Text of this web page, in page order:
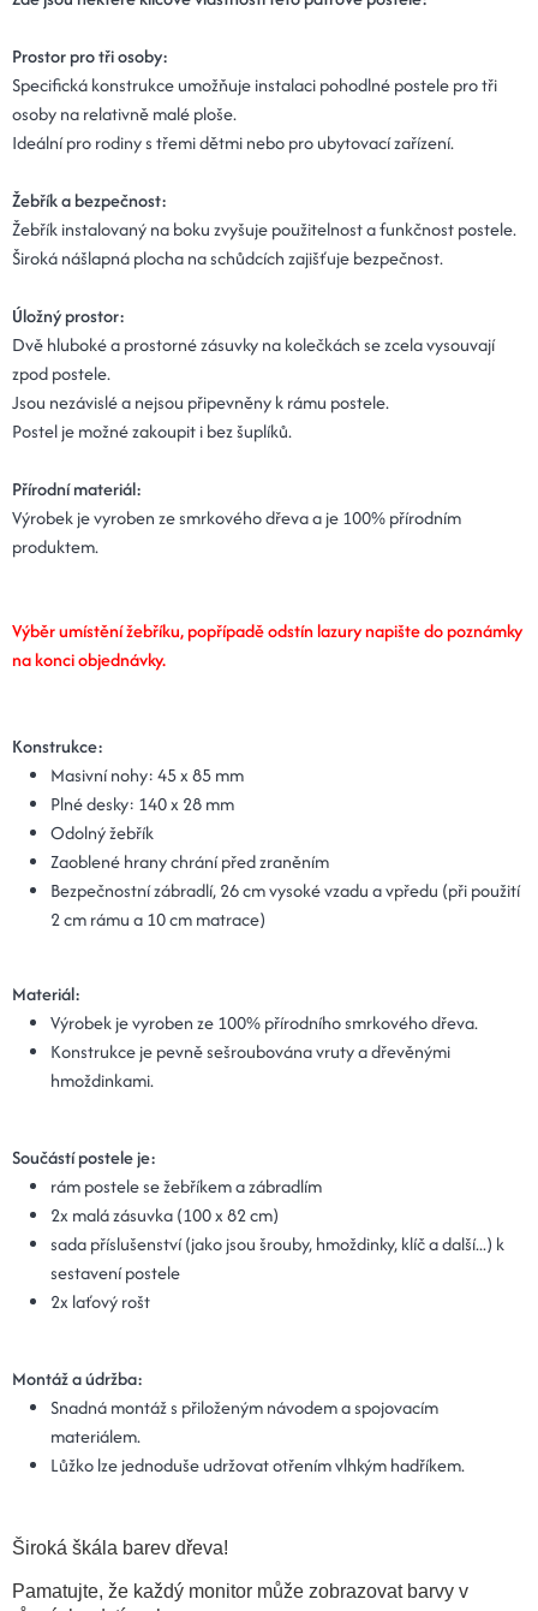
Prostor pro tři osoby:
Specifická konstrukce umožňuje instalaci pohodlné postele pro tři
osoby na relativně malé ploše.
Ideální pro rodiny s třemi dětmi nebo pro ubytovací zařízení.
Žebřík a bezpečnost:
Žebřík instalovaný na boku zvyšuje použitelnost a funkčnost postele.
Široká nášlapná plocha na schůdcích zajišťuje bezpečnost.
Úložný prostor:
Dvě hluboké a prostorné zásuvky na kolečkách se zcela vysouvají
zpod postele.
Jsou nezávislé a nejsou připevněny k rámu postele.
Postel je možné zakoupit i bez šuplíků.
Přírodní materiál:
Výrobek je vyroben ze smrkového dřeva a je 100% přírodním
produktem.
Výběr umístění žebříku, popřípadě odstín lazury napište do poznámky
na konci objednávky.
Konstrukce:
Masivní nohy: 45 x 85 mm
Plné desky: 140 x 28 mm
Odolný žebřík
Zaoblené hrany chrání před zraněním
Bezpečnostní zábradlí, 26 cm vysoké vzadu a vpředu (při použití
2 cm rámu a 10 cm matrace)
Materiál:
Výrobek je vyroben ze 100% přírodního smrkového dřeva.
Konstrukce je pevně sešroubována vruty a dřevěnými
hmoždinkami.
Součástí postele je:
rám postele se žebříkem a zábradlím
2x malá zásuvka (100 x 82 cm)
sada příslušenství (jako jsou šrouby, hmoždinky, klíč a další...) k
sestavení postele
2x laťový rošt
Montáž a údržba:
Snadná montáž s přiloženým návodem a spojovacím
materiálem.
Lůžko lze jednoduše udržovat otřením vlhkým hadříkem.
Široká škála barev dřeva!
Pamatujte, že každý monitor může zobrazovat barvy v